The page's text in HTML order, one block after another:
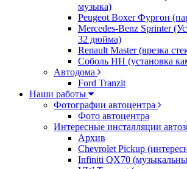
музыка)
Peugeot Boxer Фургон
Mercedes-Benz Sprinter
32 дюйма)
Renault Master (врезка
Соболь НН (установка
Автодома
Ford Tranzit
Наши работы
Фотографии автоцентра
Фото автоцентра
Интересные инсталляции
Архив
Chevrolet Pickup
Infiniti QX70